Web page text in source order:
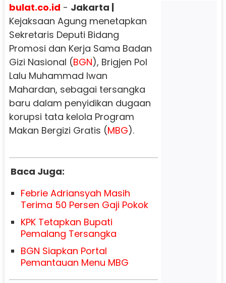
bulat.co.id - Jakarta |
Kejaksaan Agung menetapkan
Sekretaris Deputi Bidang
Promosi dan Kerja Sama Badan
Gizi Nasional (BGN), Brigjen Pol
Lalu Muhammad Iwan
Mahardan, sebagai tersangka
baru dalam penyidikan dugaan
korupsi tata kelola Program
Makan Bergizi Gratis (MBG).
Baca Juga:
Febrie Adriansyah Masih
Terima 50 Persen Gaji Pokok
KPK Tetapkan Bupati
Pemalang Tersangka
BGN Siapkan Portal
Pemantauan Menu MBG